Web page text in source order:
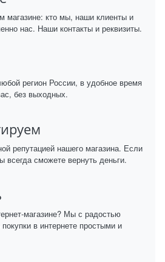
магазине: кто мы, наши клиенты и
нас. Наши контакты и реквизиты.
регион России, в удобное время
без выходных.
репутацией нашего магазина. Если
всегда сможете вернуть деньги.
магазине? Мы с радостью
в интернете простыми и